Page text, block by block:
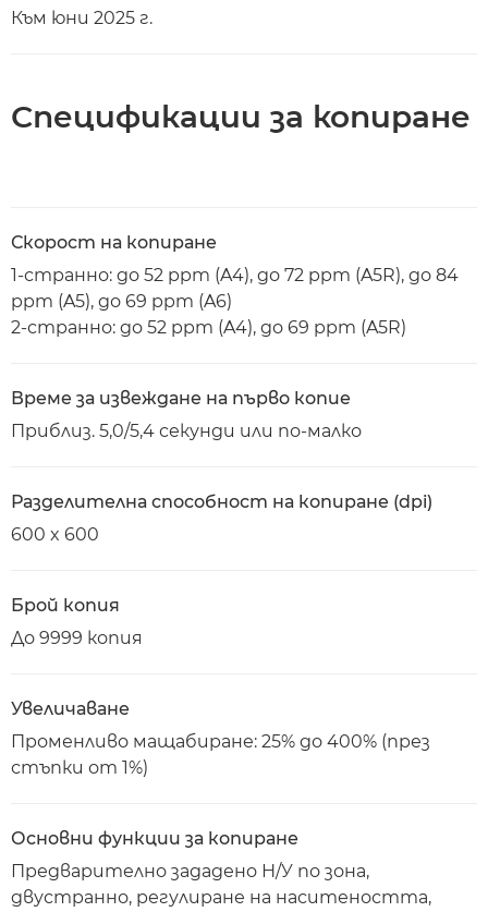
Към юни 2025 г.
Спецификации за копиране
Скорост на копиране
1-странно: до 52 ppm (A4), до 72 ppm (A5R), до 84
ppm (A5), до 69 ppm (A6)
2-странно: до 52 ppm (A4), до 69 ppm (A5R)
Време за извеждане на първо копие
Приблиз. 5,0/5,4 секунди или по-малко
Разделителна способност на копиране (dpi)
600 x 600
Брой копия
До 9999 копия
Увеличаване
Променливо мащабиране: 25% до 400% (през
стъпки от 1%)
Основни функции за копиране
Предварително зададено Н/У по зона,
двустранно, регулиране на наситеността,